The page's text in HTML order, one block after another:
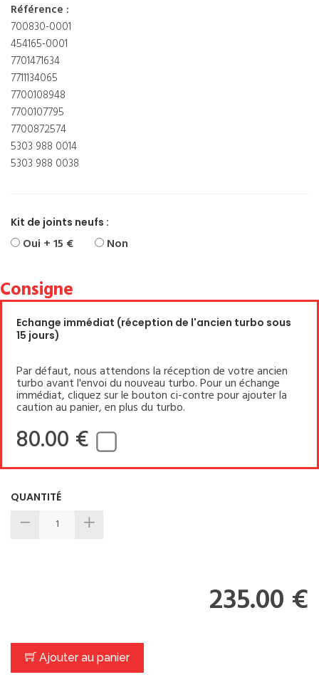
Référence :
700830-0001
454165-0001
7701471634
7711134065
7700108948
7700107795
7700872574
5303 988 0014
5303 988 0038
Kit de joints neufs :
Oui + 15 € Non
Consigne
Echange immédiat (réception de l'ancien turbo sous
15 jours)
Par défaut, nous attendons la réception de votre ancien
turbo avant l'envoi du nouveau turbo. Pour un échange
immédiat, cliquez sur le bouton ci-contre pour ajouter la
caution au panier, en plus du turbo.
80.00 €
QUANTITÉ
235.00 €
Ajouter au panier